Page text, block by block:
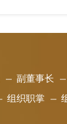
副董事长
组织职掌